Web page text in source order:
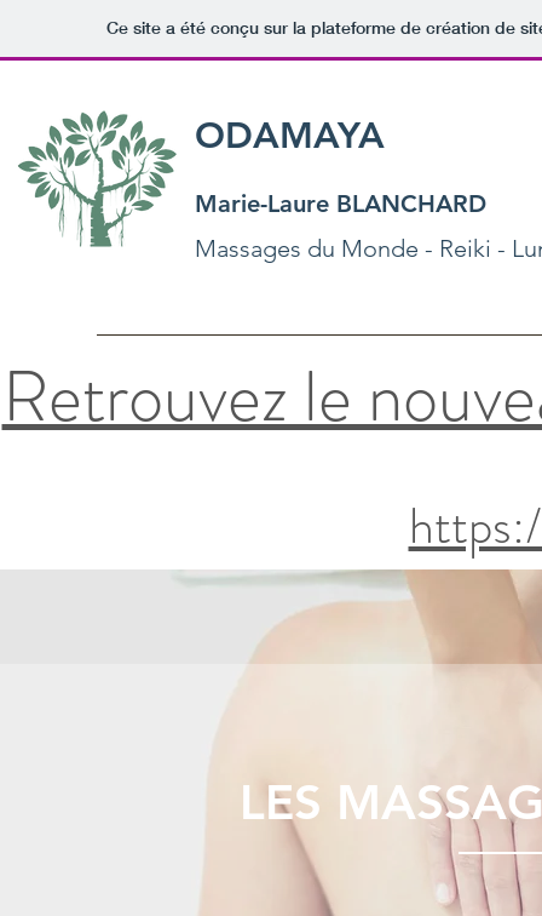
Ce site a été conçu sur la plateforme de création de
ODAMAYA
Marie-Laure BLANCHARD
Massages du Monde - Reiki -
Retrouvez le
LES